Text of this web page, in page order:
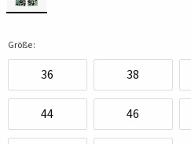
Größe:
36 38
44 46